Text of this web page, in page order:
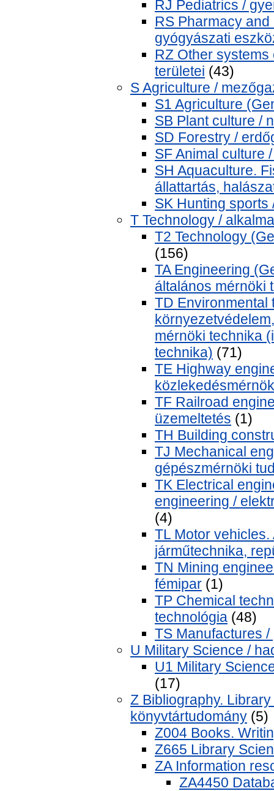
RJ Pediatrics /
RS Pharmacy
gyógyászati
RZ Other
területei (43)
S Agriculture /
S1 Agriculture
SB Plant culture /
SD Forestry /
SF Animal culture
SH Aquaculture.
állattartás,
SK Hunting
T Technology /
T2 Technology
(156)
TA Engineering
általános mérnöki
TD Environmental
mérnöki technika
technika) (71)
TE Highway
TF Railroad
üzemeltetés (1)
TH Building
TJ Mechanical
gépészmérnöki
TK Electrical
engineering /
(4)
TL Motor
járműtechnika,
TN Mining
fémipar (1)
TP Chemical
technológia (48)
TS Manufactures
U Military Science /
U1 Military
(17)
Z Bibliography.
könyvtártudomány (5)
Z004 Books.
Z665 Library
ZA Information
ZA4450